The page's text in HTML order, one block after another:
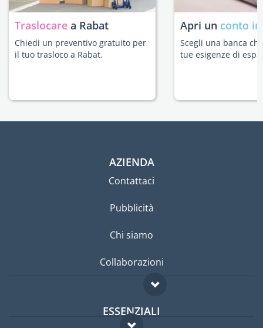
Traslocare a Rabat
Chiedi un preventivo gratuito per
il tuo trasloco a Rabat.
Apri un conto
Scegli una banca
tue esigenze di
AZIENDA
Contattaci
Pubblicità
Chi siamo
Collaborazioni
ESSENZIALI